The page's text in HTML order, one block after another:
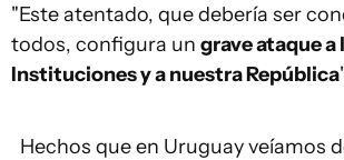
"Este atentado, que debería ser
todos, configura un grave ataque a
Instituciones y a nuestra República
Hechos que en Uruguay veíamos